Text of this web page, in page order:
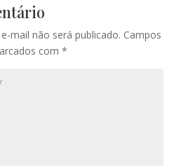
mail não será publicado. Campos
com *